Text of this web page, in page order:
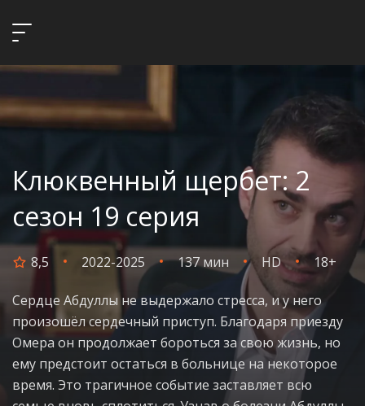
Клюквенный щербет: 2
сезон 19 серия
8,5 2022-2025 137 мин HD 18+
Сердце Абдуллы не выдержало стресса, и у него
произошёл сердечный приступ. Благодаря приезду
Омера он продолжает бороться за свою жизнь, но
ему предстоит остаться в больнице на некоторое
время. Это трагичное событие заставляет всю